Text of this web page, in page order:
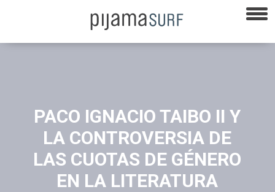
PACO IGNACIO TAIBO II Y
LA CONTROVERSIA DE
LAS CUOTAS DE GÉNERO
EN LA LITERATURA